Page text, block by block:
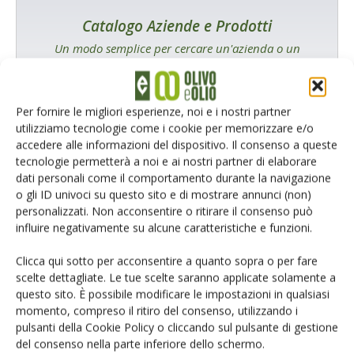
Per fornire le migliori esperienze, noi e i nostri partner
utilizziamo tecnologie come i cookie per memorizzare e/o
accedere alle informazioni del dispositivo. Il consenso a queste
tecnologie permetterà a noi e ai nostri partner di elaborare
dati personali come il comportamento durante la navigazione
o gli ID univoci su questo sito e di mostrare annunci (non)
personalizzati. Non acconsentire o ritirare il consenso può
influire negativamente su alcune caratteristiche e funzioni.
Clicca qui sotto per acconsentire a quanto sopra o per fare
scelte dettagliate. Le tue scelte saranno applicate solamente a
questo sito. È possibile modificare le impostazioni in qualsiasi
momento, compreso il ritiro del consenso, utilizzando i
pulsanti della Cookie Policy o cliccando sul pulsante di gestione
del consenso nella parte inferiore dello schermo.
Catalogo Aziende e Prodotti
Un modo semplice per cercare un'azienda o un
prodotto!
Cerca adesso
L'Esperto risponde
I consigli di Terra e Vita agli agricoltori
Cerca adesso